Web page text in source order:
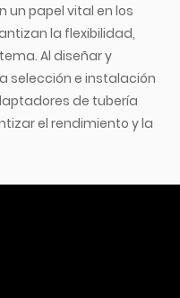
un papel vital en los
la flexibilidad,
Al diseñar y
selección e instalación
de tubería
el rendimiento y la